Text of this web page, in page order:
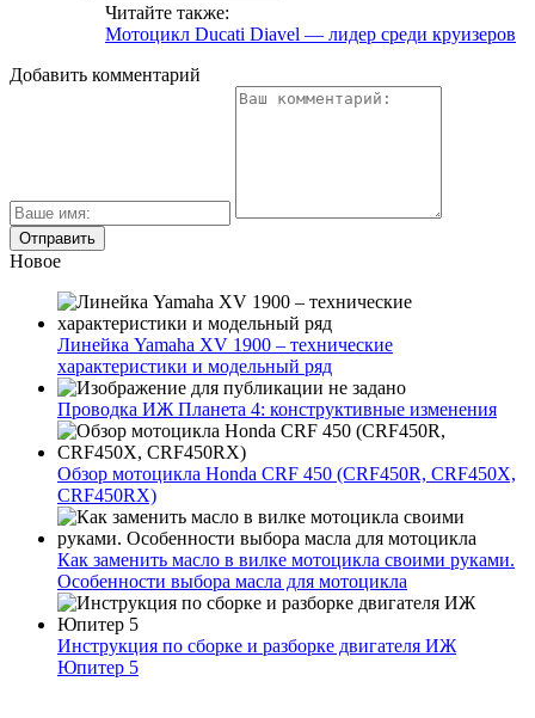
Читайте также:
Мотоцикл Ducati Diavel — лидер среди круизеров
Добавить комментарий
Новое
Линейка Yamaha XV 1900 – технические
характеристики и модельный ряд
Проводка ИЖ Планета 4: конструктивные изменения
Обзор мотоцикла Honda CRF 450 (CRF450R, CRF450X,
CRF450RX)
Как заменить масло в вилке мотоцикла своими руками.
Особенности выбора масла для мотоцикла
Инструкция по сборке и разборке двигателя ИЖ
Юпитер 5